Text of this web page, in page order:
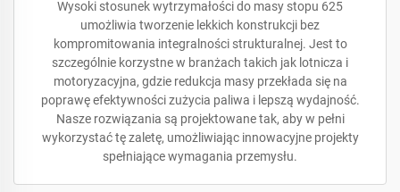
Wysoki stosunek wytrzymałości do masy stopu 625
umożliwia tworzenie lekkich konstrukcji bez
kompromitowania integralności strukturalnej. Jest to
szczególnie korzystne w branżach takich jak lotnicza i
motoryzacyjna, gdzie redukcja masy przekłada się na
poprawę efektywności zużycia paliwa i lepszą wydajność.
Nasze rozwiązania są projektowane tak, aby w pełni
wykorzystać tę zaletę, umożliwiając innowacyjne projekty
spełniające wymagania przemysłu.